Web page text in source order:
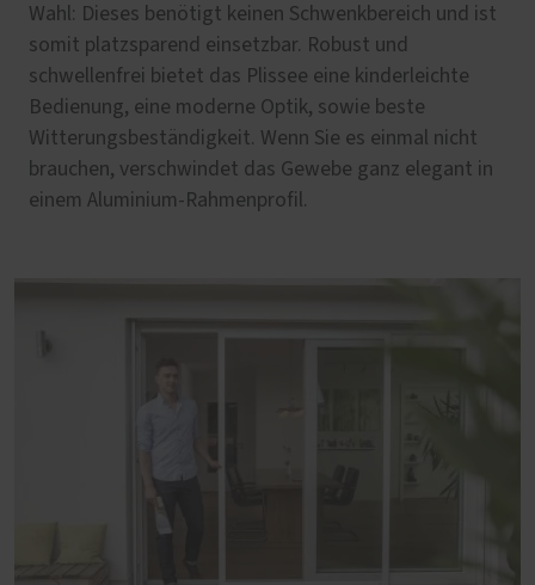
Wahl: Dieses benötigt keinen Schwenkbereich und ist
somit platzsparend einsetzbar. Robust und
schwellenfrei bietet das Plissee eine kinderleichte
Bedienung, eine moderne Optik, sowie beste
Witterungsbeständigkeit. Wenn Sie es einmal nicht
brauchen, verschwindet das Gewebe ganz elegant in
einem Aluminium-Rahmenprofil.